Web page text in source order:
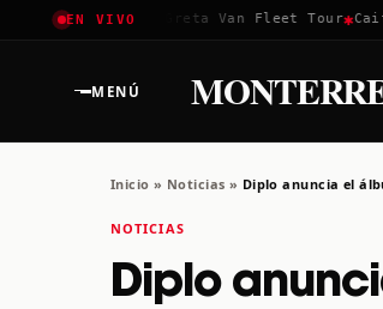
EN VIVO
2026✱Greta Van Fleet Tour✱
MENÚ
Inicio » Noticias » Diplo anuncia el
NOTICIAS
Diplo